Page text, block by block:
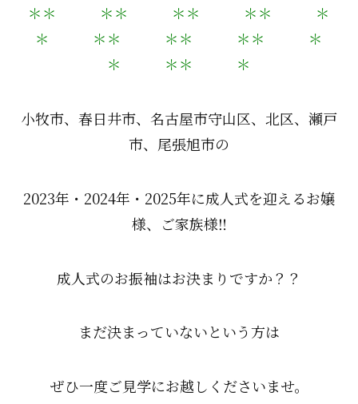
＊＊ ＊＊ ＊＊ ＊＊ ＊
＊ ＊＊ ＊＊ ＊＊ ＊
＊ ＊＊ ＊
小牧市、春日井市、名古屋市守山区、北区、瀬戸
市、尾張旭市の
2023年・2024年・2025年に成人式を迎えるお嬢
様、ご家族様‼
成人式のお振袖はお決まりですか？？
まだ決まっていないという方は
ぜひ一度ご見学にお越しくださいませ。